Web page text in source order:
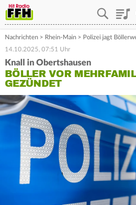
Nachrichten > Rhein-Main > Polizei jagt
14.10.2025, 07:51 Uhr
Knall in Obertshausen
BÖLLER VOR
GEZÜNDET